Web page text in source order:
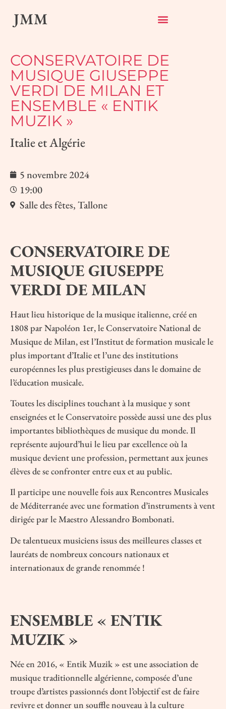
JMM
CONSERVATOIRE DE
MUSIQUE GIUSEPPE
VERDI DE MILAN ET
ENSEMBLE « ENTIK
MUZIK »
Italie et Algérie
5 novembre 2024
19:00
Salle des fêtes, Tallone
CONSERVATOIRE DE
MUSIQUE GIUSEPPE
VERDI DE MILAN
Haut lieu historique de la musique italienne, créé en
1808 par Napoléon 1er, le Conservatoire National de
Musique de Milan, est l’Institut de formation musicale le
plus important d’Italie et l’une des institutions
européennes les plus prestigieuses dans le domaine de
l’éducation musicale.
Toutes les disciplines touchant à la musique y sont
enseignées et le Conservatoire possède aussi une des plus
importantes bibliothèques de musique du monde. Il
représente aujourd’hui le lieu par excellence où la
musique devient une profession, permettant aux jeunes
élèves de se confronter entre eux et au public.
Il participe une nouvelle fois aux Rencontres Musicales
de Méditerranée avec une formation d’instruments à vent
dirigée par le Maestro Alessandro Bombonati.
De talentueux musiciens issus des meilleures classes et
lauréats de nombreux concours nationaux et
internationaux de grande renommée !
ENSEMBLE « ENTIK
MUZIK »
Née en 2016, « Entik Muzik » est une association de
musique traditionnelle algérienne, composée d’une
troupe d’artistes passionnés dont l’objectif est de faire
revivre et donner un souffle nouveau à la culture